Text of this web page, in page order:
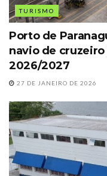
TURISMO
Porto de
navio de
2026/2027
27 DE JANEIRO DE 2026